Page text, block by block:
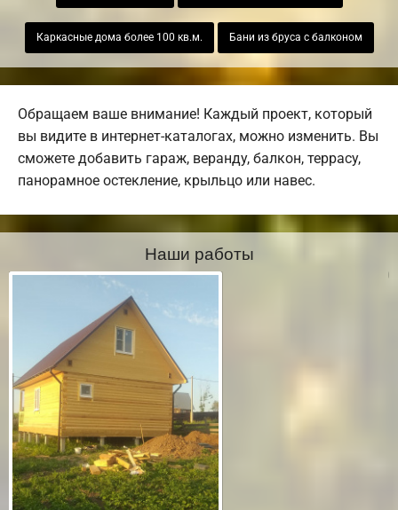
Каркасные дома более 100 кв.м. Бани из бруса с балконом
Обращаем ваше внимание! Каждый проект, который
вы видите в интернет-каталогах, можно изменить. Вы
сможете добавить гараж, веранду, балкон, террасу,
панорамное остекление, крыльцо или навес.
Наши работы